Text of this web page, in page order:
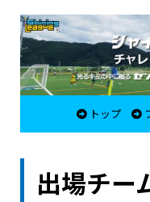
トップ
出場チー